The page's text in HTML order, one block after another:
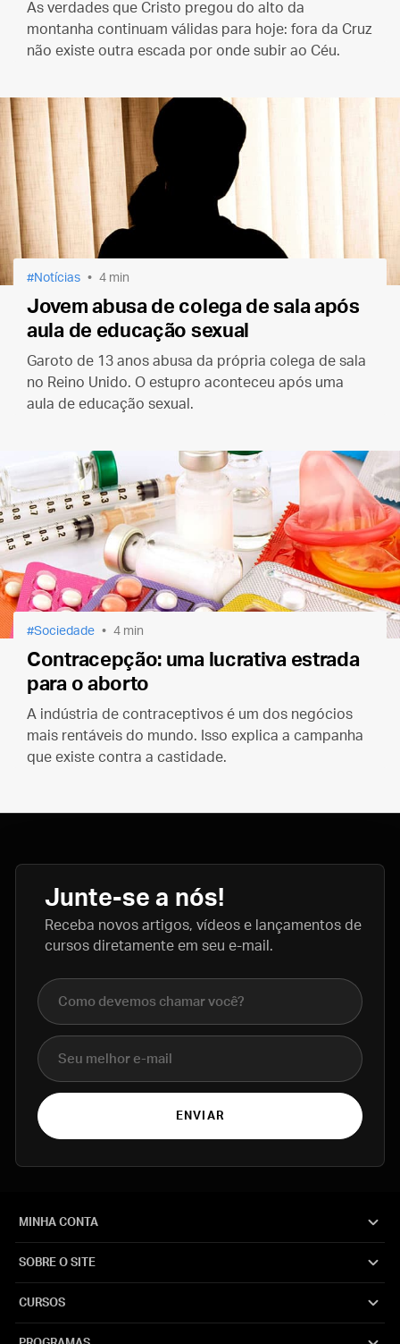
As verdades que Cristo pregou do alto da
montanha continuam válidas para hoje: fora da Cruz
não existe outra escada por onde subir ao Céu.
Notícias 4 min
Jovem abusa de colega de sala após
aula de educação sexual
Garoto de 13 anos abusa da própria colega de sala
no Reino Unido. O estupro aconteceu após uma
aula de educação sexual.
Sociedade 4 min
Contracepção: uma lucrativa estrada
para o aborto
A indústria de contraceptivos é um dos negócios
mais rentáveis do mundo. Isso explica a campanha
que existe contra a castidade.
Junte-se a nós!
Receba novos artigos, vídeos e lançamentos de
cursos diretamente em seu e-mail.
Nome completo
E-mail
ENVIAR
MINHA CONTA
SOBRE O SITE
CURSOS